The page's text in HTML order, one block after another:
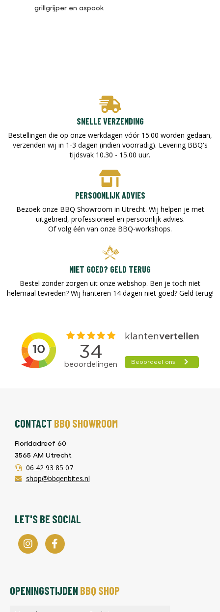
grillgrijper en aspook
SNELLE VERZENDING
Bestellingen die op onze werkdagen vóór 15:00 worden gedaan,
verzenden wij in 1-3 dagen (indien voorradig). Levering BBQ's
tijdsvak 10.30 - 15.00 uur.
PERSOONLIJK ADVIES
Bezoek onze BBQ Showroom in Utrecht. Wij helpen je met
uitgebreid, professioneel en persoonlijk advies.
Of volg één van onze BBQ-workshops.
NIET GOED? GELD TERUG
Bestel zonder zorgen uit onze webshop. Ben je toch niet
helemaal tevreden? Wij hanteren 14 dagen niet goed? Geld terug!​
CONTACT BBQ SHOWROOM
Floridadreef 60
3565 AM Utrecht
06 42 93 85 07
shop@bbqenbites.nl
LET'S BE SOCIAL
OPENINGSTIJDENBBQ SHOP